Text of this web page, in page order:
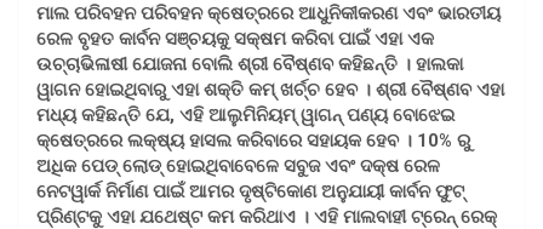
ମାଲ ପରିବହନ ପରିବହନ କ୍ଷେତ୍ରରେ ଆଧୁନିକୀକରଣ ଏବଂ ଭାରତୀୟ
ରେଳ ବୃହତ କାର୍ବନ ସଞ୍ଚୟକୁ ସକ୍ଷମ କରିବା ପାଇଁ ଏହା ଏକ
ଉଚ୍ଚାଭିଳାଷୀ ଯୋଜନା ବୋଲି ଶ୍ରୀ ବୈଷ୍ଣବ କହିଛନ୍ତି । ହାଲକା
ୱାଗନ ହୋଇଥିବାରୁ ଏହା ଶକ୍ତି କମ୍ ଖର୍ଚ୍ଚ ହେବ । ଶ୍ରୀ ବୈଷ୍ଣବ ଏହା
ମଧ୍ୟ କହିଛନ୍ତି ଯେ, ଏହି ଆଲୁମିନିୟମ୍ ୱାଗନ୍ ପଣ୍ୟ ବୋଝେଇ
କ୍ଷେତ୍ରରେ ଲକ୍ଷ୍ୟ ହାସଲ କରିବାରେ ସହାୟକ ହେବ । 10% ରୁ
ଅଧିକ ପେଡ୍ ଲୋଡ୍ ହୋଇଥିବାବେଳେ ସବୁଜ ଏବଂ ଦକ୍ଷ ରେଳ
ନେଟୱାର୍କ ନିର୍ମାଣ ପାଇଁ ଆମର ଦୃଷ୍ଟିକୋଣ ଅନୁଯାୟୀ କାର୍ବନ ଫୁଟ୍
ପ୍ରିଣ୍ଟକୁ ଏହା ଯଥେଷ୍ଟ କମ କରିଥାଏ । ଏହି ମାଲବାହୀ ଟ୍ରେନ୍ ରେକ୍